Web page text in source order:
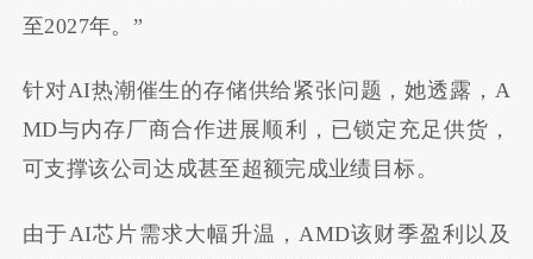
至2027年。”
针对AI热潮催生的存储供给紧张问题，她透露，A
MD与内存厂商合作进展顺利，已锁定充足供货，
可支撑该公司达成甚至超额完成业绩目标。
由于AI芯片需求大幅升温，AMD该财季盈利以及